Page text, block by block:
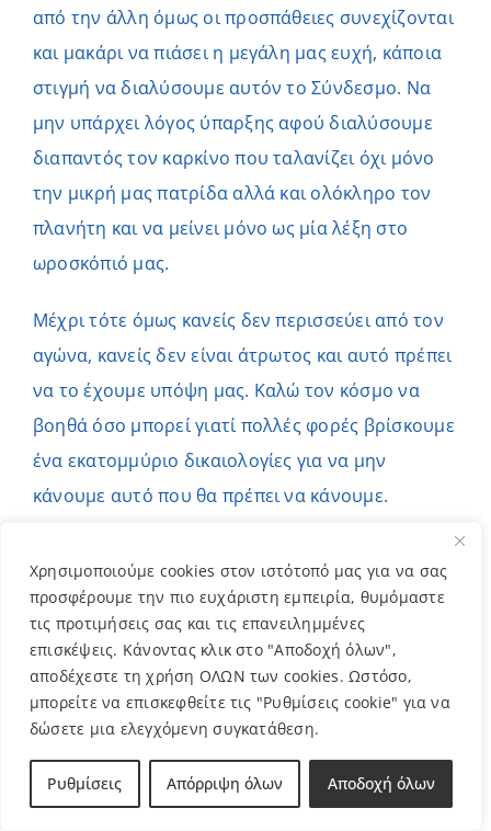
Χρησιμοποιούμε cookies στον ιστότοπό μας για να σας
προσφέρουμε την πιο ευχάριστη εμπειρία, θυμόμαστε
τις προτιμήσεις σας και τις επανειλημμένες
επισκέψεις. Κάνοντας κλικ στο "Αποδοχή όλων",
αποδέχεστε τη χρήση ΟΛΩΝ των cookies. Ωστόσο,
μπορείτε να επισκεφθείτε τις "Ρυθμίσεις cookie" για να
δώσετε μια ελεγχόμενη συγκατάθεση.
Ρυθμίσεις Απόρριψη όλων Αποδοχή όλων
από την άλλη όμως οι προσπάθειες συνεχίζονται
και μακάρι να πιάσει η μεγάλη μας ευχή, κάποια
στιγμή να διαλύσουμε αυτόν το Σύνδεσμο. Να
μην υπάρχει λόγος ύπαρξης αφού διαλύσουμε
διαπαντός τον καρκίνο που ταλανίζει όχι μόνο
την μικρή μας πατρίδα αλλά και ολόκληρο τον
πλανήτη και να μείνει μόνο ως μία λέξη στο
ωροσκόπιό μας.
Μέχρι τότε όμως κανείς δεν περισσεύει από τον
αγώνα, κανείς δεν είναι άτρωτος και αυτό πρέπει
να το έχουμε υπόψη μας. Καλώ τον κόσμο να
βοηθά όσο μπορεί γιατί πολλές φορές βρίσκουμε
ένα εκατομμύριο δικαιολογίες για να μην
κάνουμε αυτό που θα πρέπει να κάνουμε.
σήμερα και καλούμαστε να παραμείνουμε
άνθρωποι, αλλά προ πάντων να γίνουμε
συνάνθρωποι.
–Ο Σύνδεσμος προσεγγίζει τους γονείς και τα
παιδιά ή επικοινωνούν με το Σύνδεσμο οι
ίδιοι οι γονείς των παιδιών;